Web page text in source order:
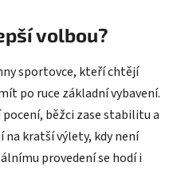
volbou?
sportovce, kteří chtějí
po ruce základní vybavení.
běžci zase stabilitu a
kratší výlety, kdy není
provedení se hodí i